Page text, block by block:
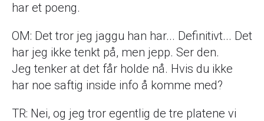
har et poeng.
OM: Det tror jeg jaggu han har... Definitivt... Det
har jeg ikke tenkt på, men jepp. Ser den.
Jeg tenker at det får holde nå. Hvis du ikke
har noe saftig inside info å komme med?
TR: Nei, og jeg tror egentlig de tre platene vi